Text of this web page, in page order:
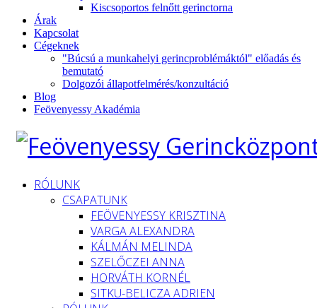
Kiscsoportos felnőtt gerinctorna
Árak
Kapcsolat
Cégeknek
"Búcsú a munkahelyi gerincproblémáktól" előadás és
bemutató
Dolgozói állapotfelmérés/konzultáció
Blog
Feövenyessy Akadémia
RÓLUNK
CSAPATUNK
FEÖVENYESSY KRISZTINA
VARGA ALEXANDRA
KÁLMÁN MELINDA
SZELŐCZEI ANNA
HORVÁTH KORNÉL
SITKU-BELICZA ADRIEN